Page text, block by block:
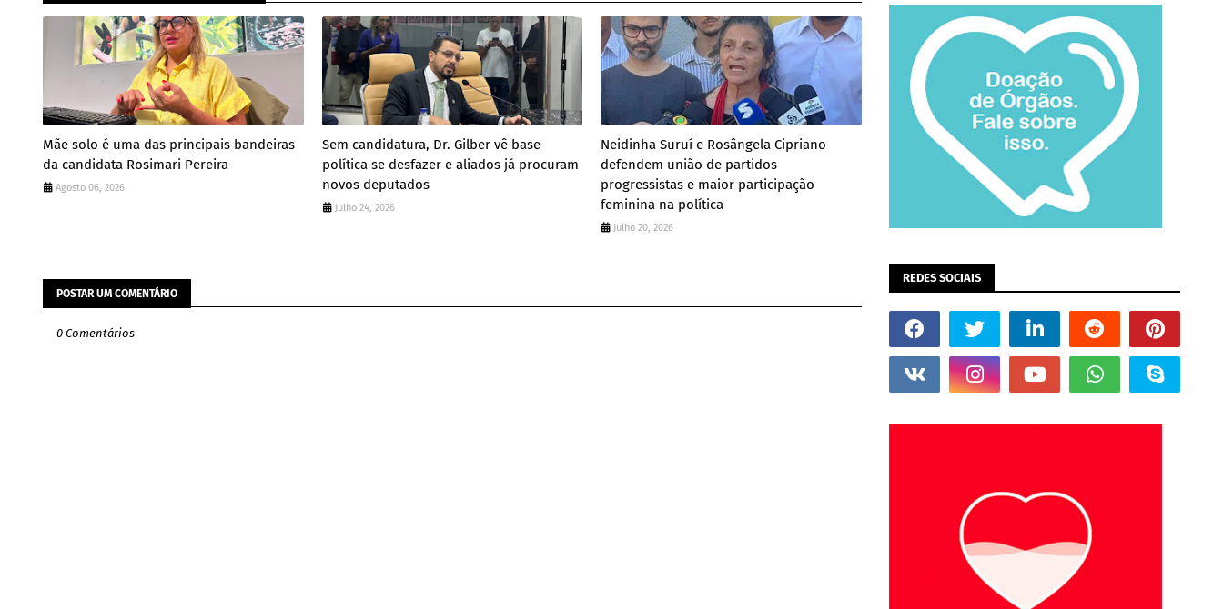
Mãe solo é uma das principais bandeiras
da candidata Rosimari Pereira
Agosto 06, 2026
Sem candidatura, Dr. Gilber vê base
política se desfazer e aliados já procuram
novos deputados
Julho 24, 2026
Neidinha Suruí e Rosângela Cipriano
defendem união de partidos
progressistas e maior participação
feminina na política
Julho 20, 2026
POSTAR UM COMENTÁRIO
0 Comentários
REDES SOCIAIS